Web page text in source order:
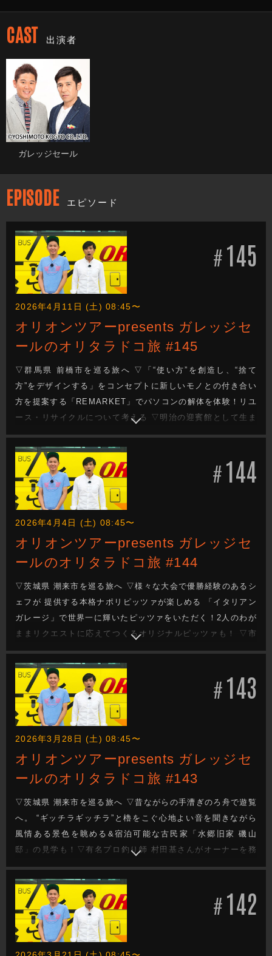
CAST 出演者
ガレッジセール
EPISODE エピソード
#145
2026年4月11日 (土) 08:45〜
オリオンツアーpresents ガレッジセ
ールのオリタラドコ旅 #145
▽群馬県 前橋市を巡る旅へ ▽「“使い方”を創造し、“捨て
方”をデザインする」をコンセプトに新しいモノとの付き合い
方を提案する「REMARKET」でパソコンの解体を体験！リユ
ース・リサイクルについて考える ▽明治の迎賓館として生ま
れた国指定重要文化財「臨江閣」を見学！明治時代の味を再
現したコーヒーでホッと一息 ▽今週もガレッジセールのゆる
り旅をお届けします
#144
2026年4月4日 (土) 08:45〜
オリオンツアーpresents ガレッジセ
ールのオリタラドコ旅 #144
▽茨城県 潮来市を巡る旅へ ▽様々な大会で優勝経験のあるシ
ェフが 提供する本格ナポリピッツァが楽しめる 「イタリアン
ガレージ」で世界一に輝いたピッツァをいただく！2人のわが
ままリクエストに応えてつくるオリジナルピッツァも！ ▽市
内唯一の酒蔵「愛友酒造」で酒蔵見学&自慢の日本酒・梅酒を
試飲！個性豊かなお酒の飲みくらべを楽しむ ▽今週もガレッ
ジセールのゆるり旅をお届けします
#143
2026年3月28日 (土) 08:45〜
オリオンツアーpresents ガレッジセ
ールのオリタラドコ旅 #143
▽茨城県 潮来市を巡る旅へ ▽昔ながらの手漕ぎのろ舟で遊覧
へ。 “ギッチラギッチラ”と櫓をこぐ心地よい音を聞きながら
風情ある景色を眺める&宿泊可能な古民家「水郷旧家 磯山
邸」の見学も！▽有名プロ釣り師 村田基さんがオーナーを務
める「潮来つり具センター」へ！村田プロの登場に釣り好き
川田も終始ウキウキ♪ ▽今週もガレッジセールのゆるり旅を
お届けします
#142